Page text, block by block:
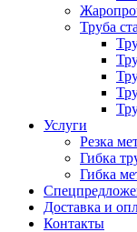
Труба
Услуги
Резка
Гибка
Гибка
Доставка и
Контакты